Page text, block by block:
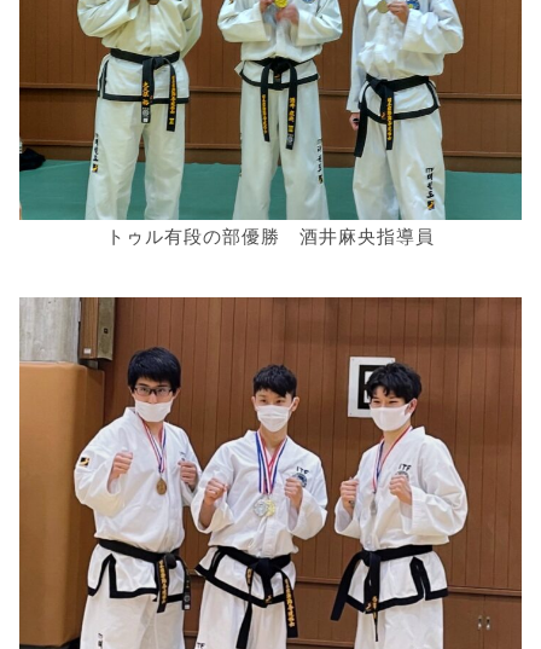
トゥル有段の部優勝 酒井麻央指導員